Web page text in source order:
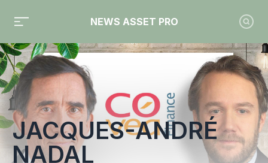
NEWS ASSET PRO
Toute l'actualité sur le tag "Jacques-André Nadal"
JACQUES-ANDRÉ
NADAL